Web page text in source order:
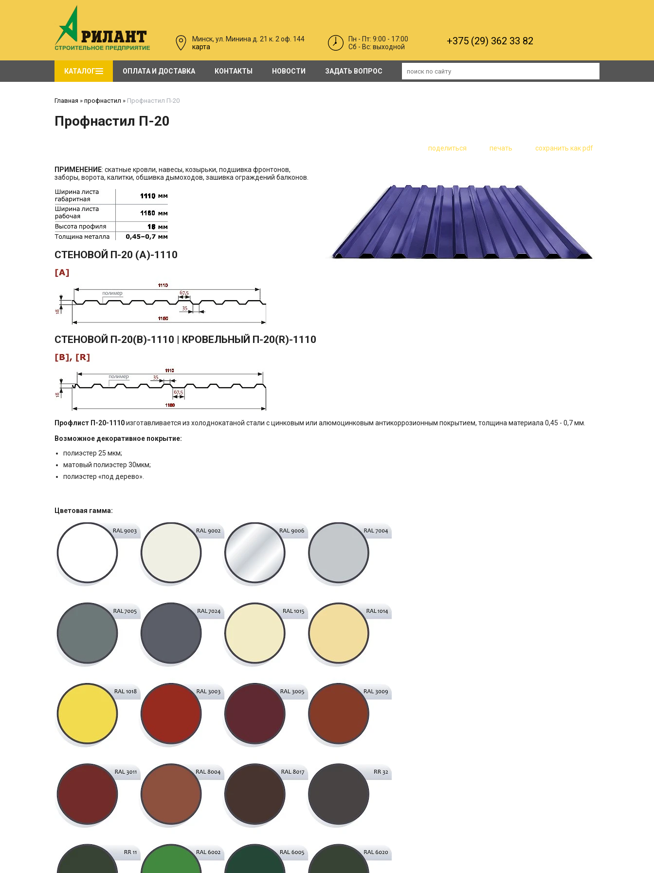
Минск, ул. Минина д. 21 к. 2 оф. 144
карта
Пн - Пт: 9:00 - 17:00
Cб - Вс: выходной
+375 (29) 362 33 82
КАТАЛОГ ОПЛАТА И ДОСТАВКА КОНТАКТЫ НОВОСТИ ЗАДАТЬ ВОПРОС
Главная » профнастил » Профнастил П-20
Профнастил П-20
поделиться печать сохранить как pdf
ПРИМЕНЕНИЕ: скатные кровли, навесы, козырьки, подшивка фронтонов,
заборы, ворота, калитки, обшивка дымоходов, зашивка ограждений балконов.
CТЕНОВОЙ П-20 (A)-1110
СТЕНОВОЙ П-20(B)-1110 | КРОВЕЛЬНЫЙ П-20(R)-1110
Профлист П-20-1110изготавливается из холоднокатаной стали с цинковым или алюмоцинковым антикоррозионным покрытием, толщина материала 0,45 - 0,7 мм.
Возможное декоративное покрытие:
полиэстер 25 мкм;
матовый полиэстер 30мкм;
полиэстер «под дерево».
Цветовая гамма: